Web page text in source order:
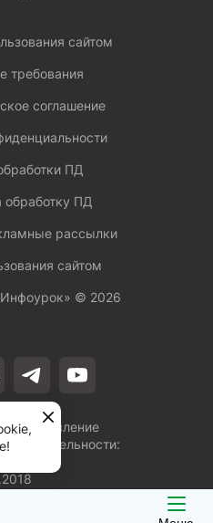
деятельности:
сайтом
требования
соглашение
ПД
обработку ПД
рассылки
сайтом
© 2026